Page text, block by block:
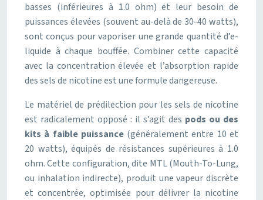
basses (inférieures à 1.0 ohm) et leur besoin de
puissances élevées (souvent au-delà de 30-40 watts),
sont conçus pour vaporiser une grande quantité d’e-
liquide à chaque bouffée. Combiner cette capacité
avec la concentration élevée et l’absorption rapide
des sels de nicotine est une formule dangereuse.
Le matériel de prédilection pour les sels de nicotine
est radicalement opposé : il s’agit des pods ou des
kits à faible puissance(généralement entre 10 et
20 watts), équipés de résistances supérieures à 1.0
ohm. Cette configuration, dite MTL (Mouth-To-Lung,
ou inhalation indirecte), produit une vapeur discrète
et concentrée, optimisée pour délivrer la nicotine